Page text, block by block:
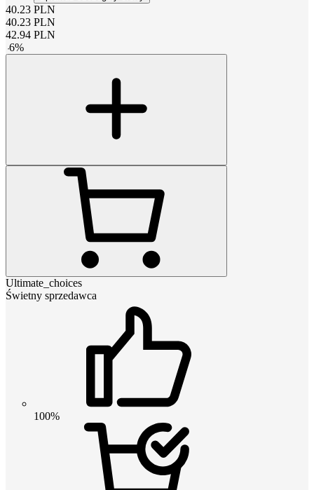
40.23 PLN
40.23 PLN
42.94 PLN
-6%
Ultimate_choices
Świetny sprzedawca
100%